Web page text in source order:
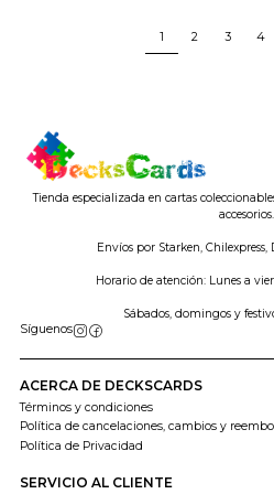
1 2 3 4
Tienda especializada en cartas
accesorios.
Envíos por Starken, Chilexpress,
Horario de atención: Lunes a
Sábados, domingos y
Síguenos
ACERCA DE DECKSCARDS
Términos y condiciones
Política de cancelaciones, cambios y
Política de Privacidad
SERVICIO AL CLIENTE